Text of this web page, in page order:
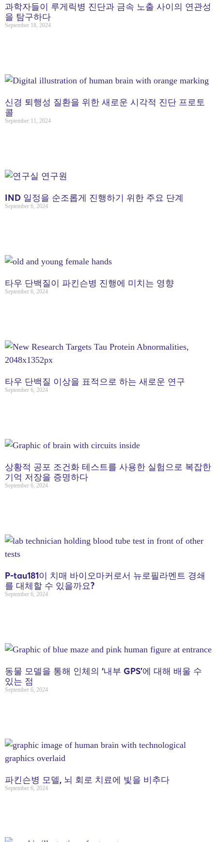
과학자들이 루게릭병 진단과 금속 노출 사이의 연관성
을 탐구하다
September 18, 2024
신경 퇴행성 질환을 위한 새로운 시각적 진단 프로토
콜
September 11, 2024
IND 일정을 순조롭게 진행하기 위한 주요 단계
September 6, 2024
타우 단백질이 파킨슨병 진행에 미치는 영향
September 6, 2024
타우 단백질 이상을 표적으로 하는 새로운 연구
September 6, 2024
상황적 공포 조건화 테스트를 사용한 실험으로 복잡한
기억 저장을 증명하다
September 6, 2024
P-tau181이 치매 바이오마커로서 뉴로필라멘트 경쇄
를 대체할 수 있을까요?
September 6, 2024
동물 모델을 통해 인체의 ‘내부 GPS’에 대해 배울 수
있는 점
September 6, 2024
파킨슨병 모델, 뇌 회로 치료에 빛을 비추다
September 6, 2024